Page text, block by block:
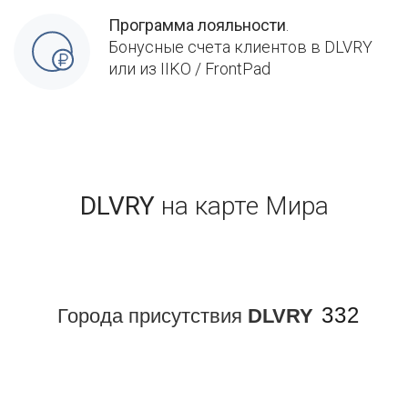
Программа лояльности
Бонусные счета клиентов в DLVRY
или из IIKO / FrontPad
DLVRYна карте Мира